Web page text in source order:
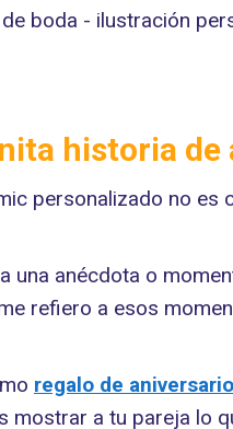
historia
personalizado no es
una anécdota o
refiero a esos
regalo de aniversario
mostrar a tu pareja lo